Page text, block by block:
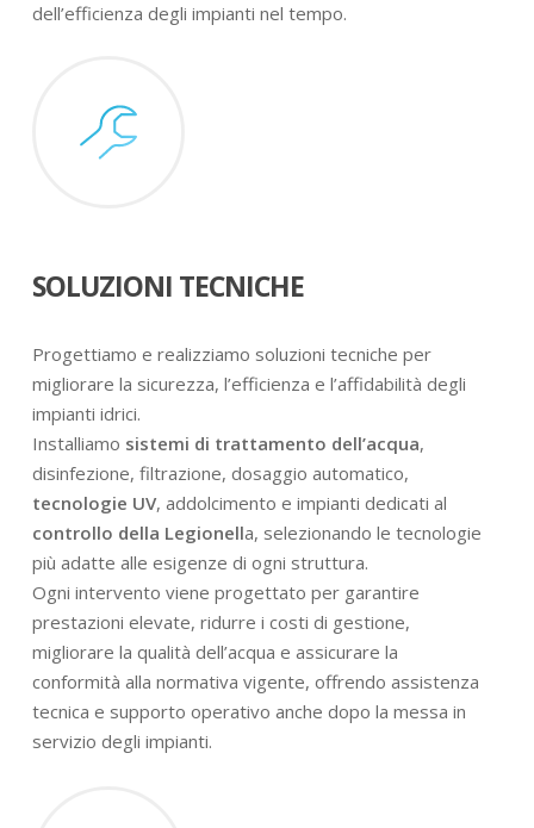
dell’efficienza degli impianti nel tempo.
SOLUZIONI TECNICHE
Progettiamo e realizziamo soluzioni tecniche per
migliorare la sicurezza, l’efficienza e l’affidabilità degli
impianti idrici.
Installiamo sistemi di trattamento dell’acqua,
disinfezione, filtrazione, dosaggio automatico,
tecnologie UV, addolcimento e impianti dedicati al
controllo della Legionella, selezionando le tecnologie
più adatte alle esigenze di ogni struttura.
Ogni intervento viene progettato per garantire
prestazioni elevate, ridurre i costi di gestione,
migliorare la qualità dell’acqua e assicurare la
conformità alla normativa vigente, offrendo assistenza
tecnica e supporto operativo anche dopo la messa in
servizio degli impianti.